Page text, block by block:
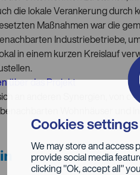
die lokale Verankerung durch
Maßnahmen war die
Industriebetriebe,
in einem kurzen Kreislauf
über das Projekt
an anderen Synergien, von
Wohnhäuser und
Cookies settings
We may store and access
provide social media
clicking "Ok, accept all"